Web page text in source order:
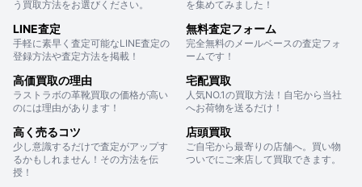
う買取方法をお選びください。
を集めてみました！
LINE査定
手軽に素早く査定可能なLINE査定の
登録方法や査定方法を掲載！
無料査定フォーム
完全無料のメールベースの査定フォ
ームです！
高価買取の理由
ラストラボの革靴買取の価格が高い
のには理由があります！
宅配買取
人気NO.1の買取方法！自宅から当社
へお荷物を送るだけ！
高く売るコツ
少し意識するだけで査定がアップす
るかもしれません！その方法を伝
授！
店頭買取
ご自宅から最寄りの店舗へ。買い物
ついでにご来店して買取できます。